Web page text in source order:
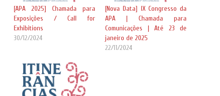
[APA 2025] Chamada para
Exposições / Call for
Exhibitions
30/12/2024
[Nova Data] IX Congresso da
APA | Chamada para
Comunicações | Até 23 de
janeiro de 2025
22/11/2024